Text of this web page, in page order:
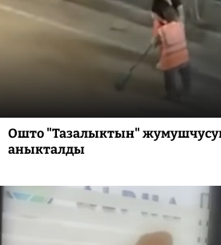
Ошто "Тазалыктын"
аныкталды